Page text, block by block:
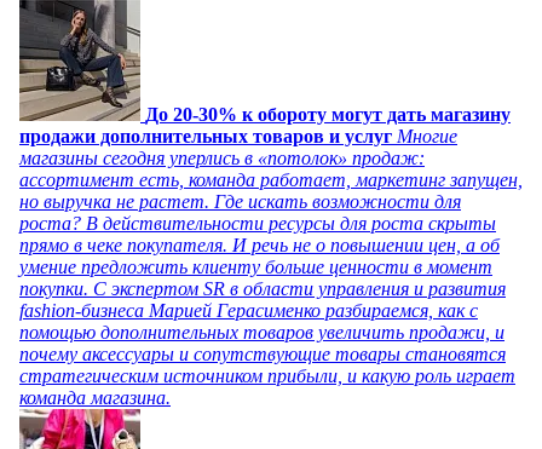
До 20-30% к обороту могут дать магазину
продажи дополнительных товаров и услуг Многие
магазины сегодня уперлись в «потолок» продаж:
ассортимент есть, команда работает, маркетинг запущен,
но выручка не растет. Где искать возможности для
роста? В действительности ресурсы для роста скрыты
прямо в чеке покупателя. И речь не о повышении цен, а об
умение предложить клиенту больше ценности в момент
покупки. С экспертом SR в области управления и развития
fashion-бизнеса Марией Герасименко разбираемся, как с
помощью дополнительных товаров увеличить продажи, и
почему аксессуары и сопутствующие товары становятся
стратегическим источником прибыли, и какую роль играет
команда магазина.